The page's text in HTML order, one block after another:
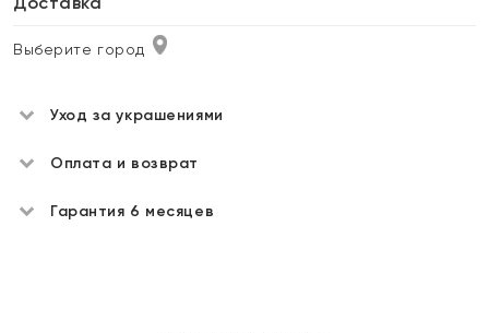
Выберите город
Уход за украшениями
Оплата и возврат
Гарантия 6 месяцев